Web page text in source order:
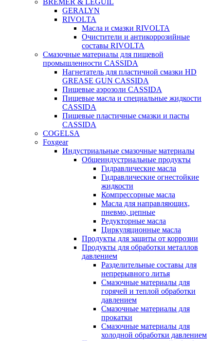
BREMER & LEGUIL
GERALYN
RIVOLTA
Масла и смазки RIVOLTA
Очистители и антикоррозийные
составы RIVOLTA
Смазочные материалы для пищевой
промышленности CASSIDA
Нагнетатель для пластичной смазки HD
GREASE GUN CASSIDA
Пищевые аэрозоли CASSIDA
Пищевые масла и специальные жидкости
CASSIDA
Пищевые пластичные смазки и пасты
CASSIDA
COGELSA
Foxgear
Индустриальные смазочные материалы
Общеиндустриальные продукты
Гидравлические масла
Гидравлические огнестойкие
жидкости
Компрессорные масла
Масла для направляющих,
пневмо, цепные
Редукторные масла
Циркуляционные масла
Продукты для защиты от коррозии
Продукты для обработки металлов
давлением
Разделительные составы для
непрерывного литья
Смазочные материалы для
горячей и теплой обработки
давлением
Смазочные материалы для
прокатки
Смазочные материалы для
холодной обработки давлением